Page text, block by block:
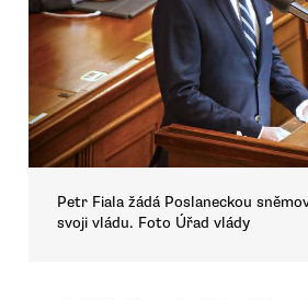
Petr Fiala žádá Poslaneckou
svoji vládu. Foto Úřad vlády